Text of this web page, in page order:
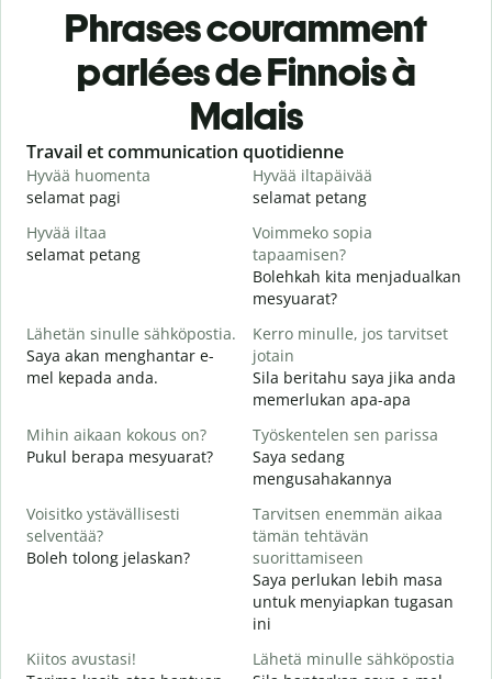
Phrases couramment
parlées de Finnois à
Malais
Slide 1 of 6
Travail et communication quotidienne
Hyvää huomenta
selamat pagi
Hyvää iltapäivää
selamat petang
Hyvää iltaa
selamat petang
Voimmeko sopia
tapaamisen?
Bolehkah kita menjadualkan
mesyuarat?
Lähetän sinulle sähköpostia.
Saya akan menghantar e-
mel kepada anda.
Kerro minulle, jos tarvitset
jotain
Sila beritahu saya jika anda
memerlukan apa-apa
Mihin aikaan kokous on?
Pukul berapa mesyuarat?
Työskentelen sen parissa
Saya sedang
mengusahakannya
Voisitko ystävällisesti
selventää?
Boleh tolong jelaskan?
Tarvitsen enemmän aikaa
tämän tehtävän
suorittamiseen
Saya perlukan lebih masa
untuk menyiapkan tugasan
ini
Kiitos avustasi!
Lähetä minulle sähköpostia